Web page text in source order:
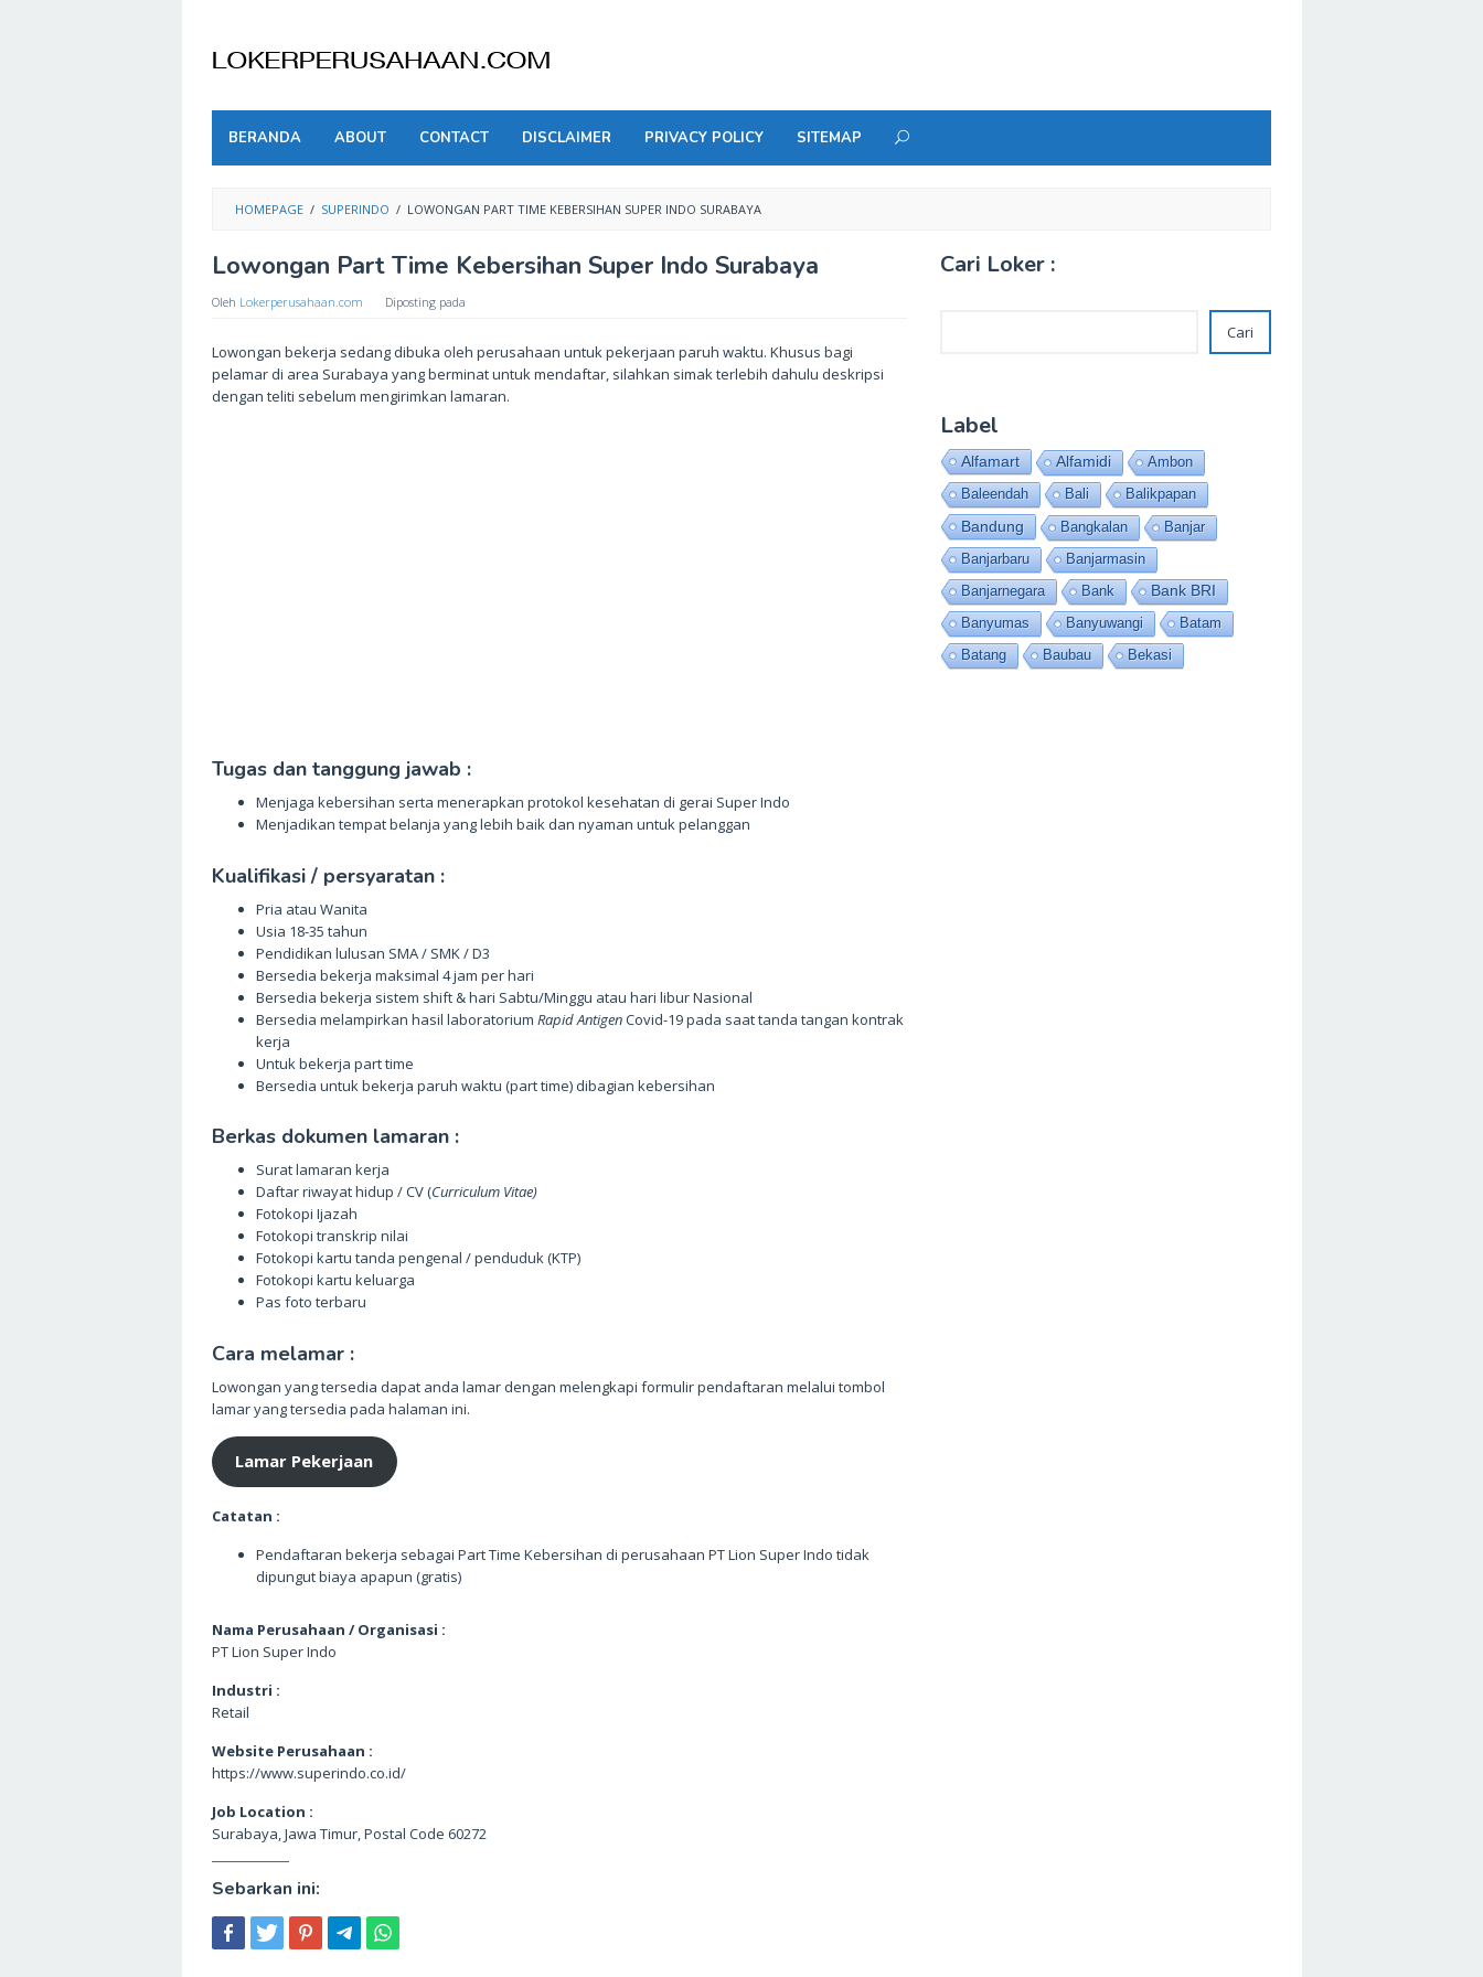
content
BERANDA ABOUT CONTACT DISCLAIMER PRIVACY POLICY SITEMAP
HOMEPAGE / SUPERINDO / LOWONGAN PART TIME KEBERSIHAN SUPER INDO SURABAYA
Lowongan Part Time Kebersihan Super Indo Surabaya
Oleh Lokerperusahaan.com Diposting pada
Lowongan bekerja sedang dibuka oleh perusahaan untuk pekerjaan paruh waktu. Khusus bagi
pelamar di area Surabaya yang berminat untuk mendaftar, silahkan simak terlebih dahulu deskripsi
dengan teliti sebelum mengirimkan lamaran.
Tugas dan tanggung jawab :
Menjaga kebersihan serta menerapkan protokol kesehatan di gerai Super Indo
Menjadikan tempat belanja yang lebih baik dan nyaman untuk pelanggan
Kualifikasi / persyaratan :
Pria atau Wanita
Usia 18-35 tahun
Pendidikan lulusan SMA / SMK / D3
Bersedia bekerja maksimal 4 jam per hari
Bersedia bekerja sistem shift & hari Sabtu/Minggu atau hari libur Nasional
Bersedia melampirkan hasil laboratorium Rapid AntigenCovid-19 pada saat tanda tangan kontrak
kerja
Untuk bekerja part time
Bersedia untuk bekerja paruh waktu (part time) dibagian kebersihan
Berkas dokumen lamaran :
Surat lamaran kerja
Daftar riwayat hidup / CV (Curriculum Vitae)
Fotokopi Ijazah
Fotokopi transkrip nilai
Fotokopi kartu tanda pengenal / penduduk (KTP)
Fotokopi kartu keluarga
Pas foto terbaru
Cara melamar :
Lowongan yang tersedia dapat anda lamar dengan melengkapi formulir pendaftaran melalui tombol
lamar yang tersedia pada halaman ini.
Lamar Pekerjaan
Catatan :
Pendaftaran bekerja sebagai Part Time Kebersihan di perusahaan PT Lion Super Indo tidak
dipungut biaya apapun (gratis)
Nama Perusahaan / Organisasi :
PT Lion Super Indo
Industri :
Retail
Website Perusahaan :
https://www.superindo.co.id/
Job Location :
Surabaya, Jawa Timur, Postal Code 60272
Sebarkan ini:
Cari Loker :
Cari
Label
Alfamart Alfamidi
Ambon
Baleendah
Bali Balikpapan
Bandung Bangkalan
Banjar
Banjarbaru
Banjarmasin
Banjarnegara
Bank
Bank BRI
Banyumas
Banyuwangi
Batam
Batang
Baubau Bekasi